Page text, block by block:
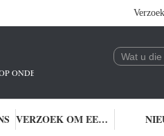
EN ONTWIKKELING
VERZOEK OM EEN CITAAT